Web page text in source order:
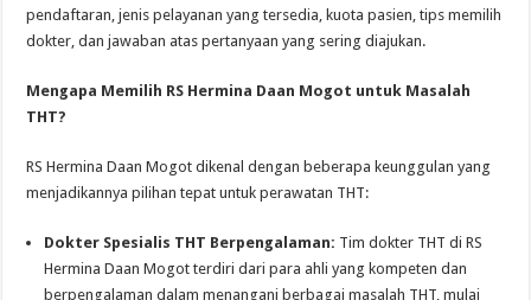
pendaftaran, jenis pelayanan yang tersedia, kuota pasien, tips memilih
dokter, dan jawaban atas pertanyaan yang sering diajukan.
Mengapa Memilih RS Hermina Daan Mogot untuk Masalah
THT?
RS Hermina Daan Mogot dikenal dengan beberapa keunggulan yang
menjadikannya pilihan tepat untuk perawatan THT:
Dokter Spesialis THT Berpengalaman: Tim dokter THT di RS
Hermina Daan Mogot terdiri dari para ahli yang kompeten dan
berpengalaman dalam menangani berbagai masalah THT, mulai